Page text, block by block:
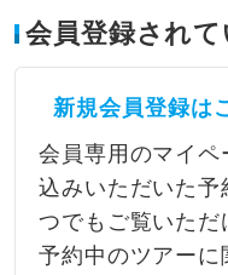
会員登録され
新規会員登録は
会員専用のマイペ
込みいただいた
つでもご覧いただ
予約中のツアーに